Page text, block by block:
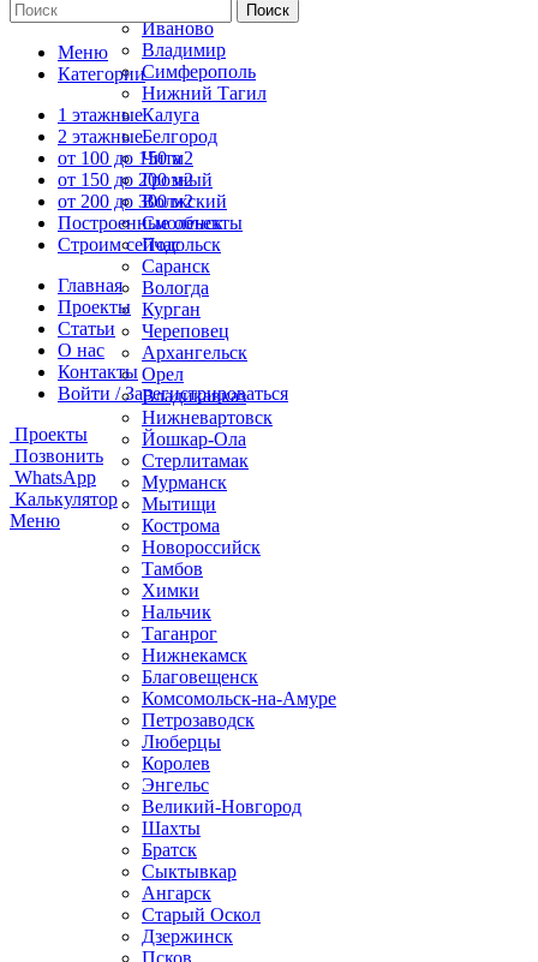
Иваново
Владимир
Симферополь
Нижний Тагил
Калуга
Белгород
Чита
Грозный
Волжский
Смоленск
Подольск
Саранск
Вологда
Курган
Череповец
Архангельск
Орел
Владикавказ
Нижневартовск
Йошкар-Ола
Стерлитамак
Мурманск
Мытищи
Кострома
Новороссийск
Тамбов
Химки
Нальчик
Таганрог
Нижнекамск
Благовещенск
Комсомольск-на-Амуре
Петрозаводск
Люберцы
Королев
Энгельс
Великий-Новгород
Шахты
Братск
Сыктывкар
Ангарск
Старый Оскол
Дзержинск
Псков
Поиск
Меню
Категории
1 этажные
2 этажные
от 100 до 150 м2
от 150 до 200 м2
от 200 до 300 м2
Построенные объекты
Строим сейчас
Главная
Проекты
Статьи
О нас
Контакты
Войти / Зарегистрироваться
Проекты
Позвонить
WhatsApp
Калькулятор
Меню